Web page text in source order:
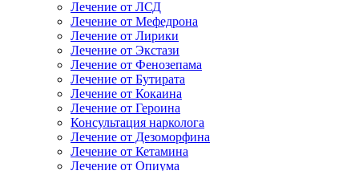
Лечение от ЛСД
Лечение от Мефедрона
Лечение от Лирики
Лечение от Экстази
Лечение от Фенозепама
Лечение от Бутирата
Лечение от Кокаина
Лечение от Героина
Консультация нарколога
Лечение от Дезоморфина
Лечение от Кетамина
Лечение от Опиума